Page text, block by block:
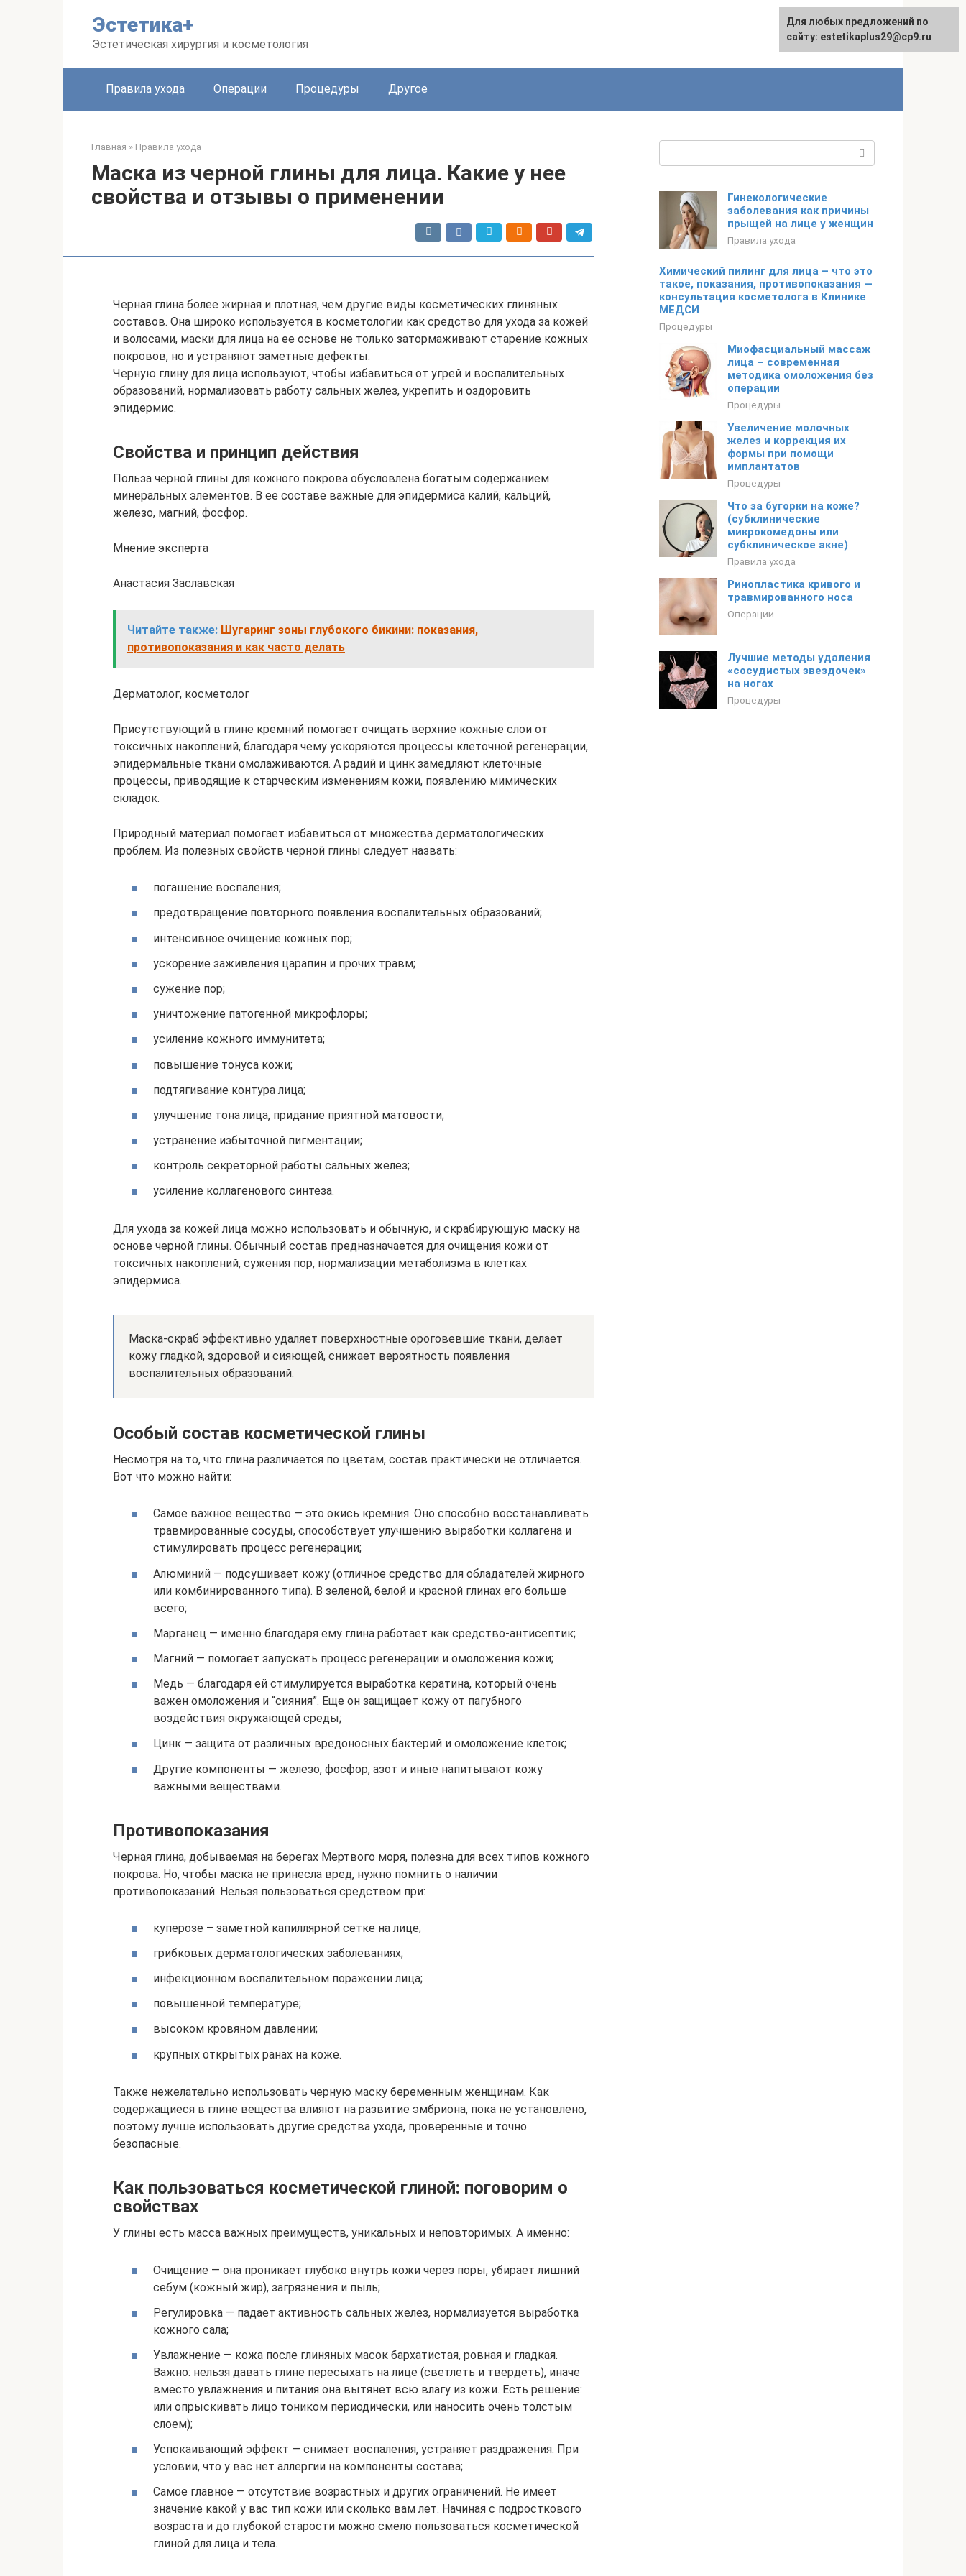
Эстетика+
Эстетическая хирургия и косметология
Правила ухода Операции Процедуры Другое
Главная » Правила ухода
Маска из черной глины для лица. Какие у нее
свойства и отзывы о применении
Черная глина более жирная и плотная, чем другие виды косметических глиняных
составов. Она широко используется в косметологии как средство для ухода за кожей
и волосами, маски для лица на ее основе не только затормаживают старение кожных
покровов, но и устраняют заметные дефекты.
Черную глину для лица используют, чтобы избавиться от угрей и воспалительных
образований, нормализовать работу сальных желез, укрепить и оздоровить
эпидермис.
Свойства и принцип действия
Польза черной глины для кожного покрова обусловлена богатым содержанием
минеральных элементов. В ее составе важные для эпидермиса калий, кальций,
железо, магний, фосфор.
Мнение эксперта
Анастасия Заславская
Читайте также: Шугаринг зоны глубокого бикини: показания,
противопоказания и как часто делать
Дерматолог, косметолог
Присутствующий в глине кремний помогает очищать верхние кожные слои от
токсичных накоплений, благодаря чему ускоряются процессы клеточной регенерации,
эпидермальные ткани омолаживаются. А радий и цинк замедляют клеточные
процессы, приводящие к старческим изменениям кожи, появлению мимических
складок.
Природный материал помогает избавиться от множества дерматологических
проблем. Из полезных свойств черной глины следует назвать:
погашение воспаления;
предотвращение повторного появления воспалительных образований;
интенсивное очищение кожных пор;
ускорение заживления царапин и прочих травм;
сужение пор;
уничтожение патогенной микрофлоры;
усиление кожного иммунитета;
повышение тонуса кожи;
подтягивание контура лица;
улучшение тона лица, придание приятной матовости;
устранение избыточной пигментации;
контроль секреторной работы сальных желез;
усиление коллагенового синтеза.
Для ухода за кожей лица можно использовать и обычную, и скрабирующую маску на
основе черной глины. Обычный состав предназначается для очищения кожи от
токсичных накоплений, сужения пор, нормализации метаболизма в клетках
эпидермиса.
Маска-скраб эффективно удаляет поверхностные ороговевшие ткани, делает
кожу гладкой, здоровой и сияющей, снижает вероятность появления
воспалительных образований.
Особый состав косметической глины
Несмотря на то, что глина различается по цветам, состав практически не отличается.
Вот что можно найти:
Самое важное вещество — это окись кремния. Оно способно восстанавливать
травмированные сосуды, способствует улучшению выработки коллагена и
стимулировать процесс регенерации;
Алюминий — подсушивает кожу (отличное средство для обладателей жирного
или комбинированного типа). В зеленой, белой и красной глинах его больше
всего;
Марганец — именно благодаря ему глина работает как средство-антисептик;
Магний — помогает запускать процесс регенерации и омоложения кожи;
Медь — благодаря ей стимулируется выработка кератина, который очень
важен омоложения и “сияния”. Еще он защищает кожу от пагубного
воздействия окружающей среды;
Цинк — защита от различных вредоносных бактерий и омоложение клеток;
Другие компоненты — железо, фосфор, азот и иные напитывают кожу
важными веществами.
Противопоказания
Черная глина, добываемая на берегах Мертвого моря, полезна для всех типов кожного
покрова. Но, чтобы маска не принесла вред, нужно помнить о наличии
противопоказаний. Нельзя пользоваться средством при:
куперозе – заметной капиллярной сетке на лице;
грибковых дерматологических заболеваниях;
инфекционном воспалительном поражении лица;
повышенной температуре;
высоком кровяном давлении;
крупных открытых ранах на коже.
Также нежелательно использовать черную маску беременным женщинам. Как
содержащиеся в глине вещества влияют на развитие эмбриона, пока не установлено,
поэтому лучше использовать другие средства ухода, проверенные и точно
безопасные.
Как пользоваться косметической глиной: поговорим о
свойствах
У глины есть масса важных преимуществ, уникальных и неповторимых. А именно:
Очищение — она проникает глубоко внутрь кожи через поры, убирает лишний
себум (кожный жир), загрязнения и пыль;
Регулировка — падает активность сальных желез, нормализуется выработка
кожного сала;
Увлажнение — кожа после глиняных масок бархатистая, ровная и гладкая.
Важно: нельзя давать глине пересыхать на лице (светлеть и твердеть), иначе
вместо увлажнения и питания она вытянет всю влагу из кожи. Есть решение:
или опрыскивать лицо тоником периодически, или наносить очень толстым
слоем);
Успокаивающий эффект — снимает воспаления, устраняет раздражения. При
условии, что у вас нет аллергии на компоненты состава;
Самое главное — отсутствие возрастных и других ограничений. Не имеет
значение какой у вас тип кожи или сколько вам лет. Начиная с подросткового
возраста и до глубокой старости можно смело пользоваться косметической
глиной для лица и тела.
Гинекологические
заболевания как причины
прыщей на лице у женщин
Правила ухода
Химический пилинг для лица – что это
такое, показания, противопоказания —
консультация косметолога в Клинике
МЕДСИ
Процедуры
Миофасциальный массаж
лица – современная
методика омоложения без
операции
Процедуры
Увеличение молочных
желез и коррекция их
формы при помощи
имплантатов
Процедуры
Что за бугорки на коже?
(субклинические
микрокомедоны или
субклиническое акне)
Правила ухода
Ринопластика кривого и
травмированного носа
Операции
Лучшие методы удаления
«сосудистых звездочек»
на ногах
Процедуры
Для любых предложений по
сайту: estetikaplus29@cp9.ru